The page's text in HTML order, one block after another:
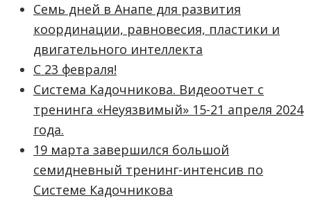
Семь дней в Анапе для развития
координации, равновесия, пластики и
двигательного интеллекта
С 23 февраля!
Система Кадочникова. Видеоотчет с
тренинга «Неуязвимый» 15-21 апреля 2024
года.
19 марта завершился большой
семидневный тренинг-интенсив по
Системе Кадочникова